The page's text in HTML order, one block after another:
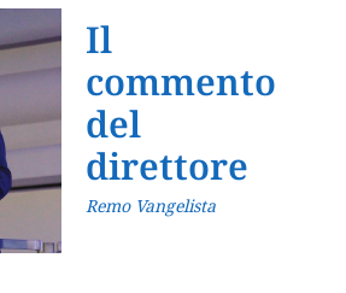
Il
commento
del
direttore
Remo Vangelista